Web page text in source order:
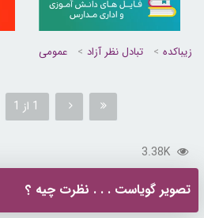
زیباکده تبادل نظر آزاد عمومی
1 از 1
3.38K
تصویر گویاست . . . نظرت چیه ؟